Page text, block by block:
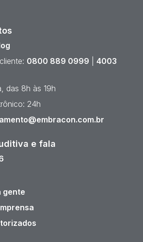
0800 889 0999
4003
das 8h às 19h
24h
e fala
gente